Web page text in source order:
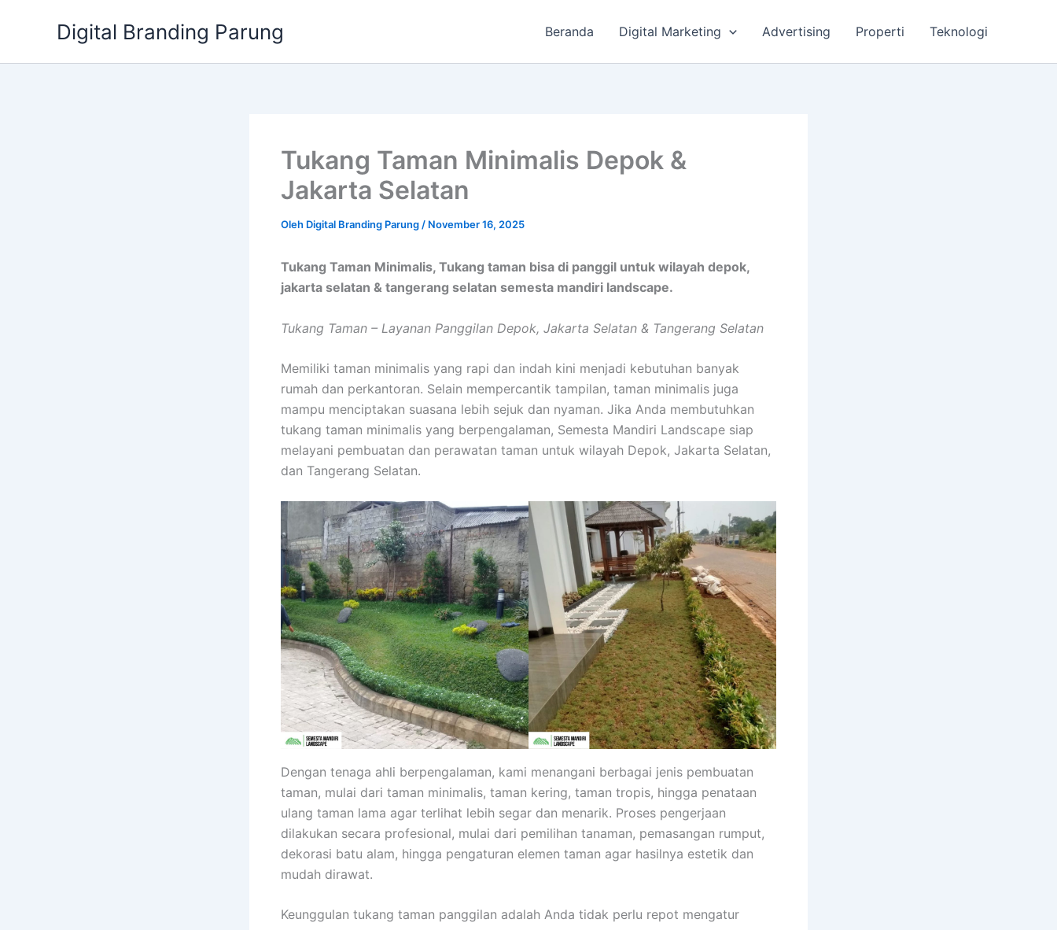
Digital Branding Parung Beranda Digital Marketing Advertising Properti Teknologi
Tukang Taman Minimalis Depok &
Jakarta Selatan
Oleh Digital Branding Parung / November 16, 2025
Tukang Taman Minimalis, Tukang taman bisa di panggil untuk wilayah depok,
jakarta selatan & tangerang selatan semesta mandiri landscape.
Tukang Taman – Layanan Panggilan Depok, Jakarta Selatan & Tangerang Selatan
Memiliki taman minimalis yang rapi dan indah kini menjadi kebutuhan banyak
rumah dan perkantoran. Selain mempercantik tampilan, taman minimalis juga
mampu menciptakan suasana lebih sejuk dan nyaman. Jika Anda membutuhkan
tukang taman minimalis yang berpengalaman, Semesta Mandiri Landscape siap
melayani pembuatan dan perawatan taman untuk wilayah Depok, Jakarta Selatan,
dan Tangerang Selatan.
Dengan tenaga ahli berpengalaman, kami menangani berbagai jenis pembuatan
taman, mulai dari taman minimalis, taman kering, taman tropis, hingga penataan
ulang taman lama agar terlihat lebih segar dan menarik. Proses pengerjaan
dilakukan secara profesional, mulai dari pemilihan tanaman, pemasangan rumput,
dekorasi batu alam, hingga pengaturan elemen taman agar hasilnya estetik dan
mudah dirawat.
Keunggulan tukang taman panggilan adalah Anda tidak perlu repot mengatur